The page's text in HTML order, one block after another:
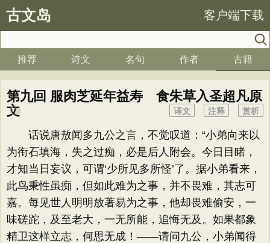
古文岛 客户端下载
推荐 诗文 名句 作者 古籍
第九回 服肉芝延年益寿 食朱草入圣超凡原
文
赏析
注释
译文
话说唐敖闻多九公之言，不觉叹道：“小弟向来以
为衔石填海，失之过痴，必是后人附会。今日目睹，
才知当日妄议，可谓‘少所见多所怪’了。据小弟看来，
此鸟秉性虽痴，但如此难为之事，并不畏难，其志可
嘉。每见世人明明放著易为之事，他却畏难偷安，一
味磋跎，及至老大，一无所能，追悔无及。如果都象
精卫这样立志，何思无成！——请问九公，小弟闻得